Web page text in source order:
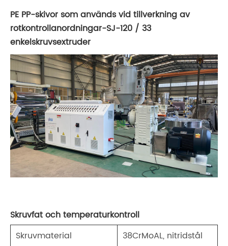
PE PP-skivor som används vid tillverkning av
rotkontrollanordningar-SJ-120 / 33
enkelskruvsextruder
Skruvfat och temperaturkontroll
Skruvmaterial
38CrMoAL, nitridstål